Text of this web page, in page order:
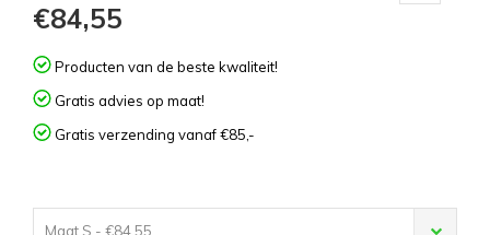
€84,55
Producten van de beste kwaliteit!
Gratis advies op maat!
Gratis verzending vanaf €85,-
Maat S - €84,55